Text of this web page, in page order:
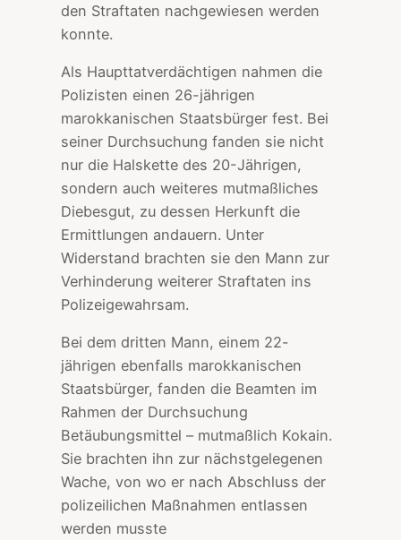
den Straftaten nachgewiesen werden
konnte.
Als Haupttatverdächtigen nahmen die
Polizisten einen 26-jährigen
marokkanischen Staatsbürger fest. Bei
seiner Durchsuchung fanden sie nicht
nur die Halskette des 20-Jährigen,
sondern auch weiteres mutmaßliches
Diebesgut, zu dessen Herkunft die
Ermittlungen andauern. Unter
Widerstand brachten sie den Mann zur
Verhinderung weiterer Straftaten ins
Polizeigewahrsam.
Bei dem dritten Mann, einem 22-
jährigen ebenfalls marokkanischen
Staatsbürger, fanden die Beamten im
Rahmen der Durchsuchung
Betäubungsmittel – mutmaßlich Kokain.
Sie brachten ihn zur nächstgelegenen
Wache, von wo er nach Abschluss der
polizeilichen Maßnahmen entlassen
werden musste